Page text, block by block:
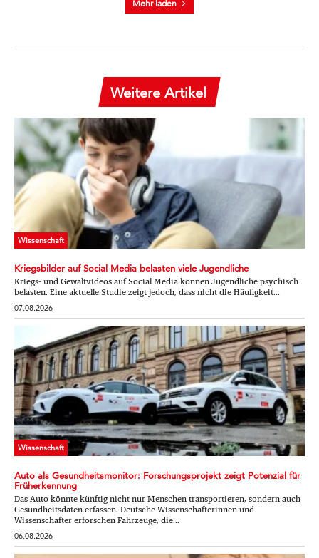
Mehr laden
Weitere Artikel
Wissenschaft
Kriegsbilder auf Social Media belasten viele Jugendliche
Kriegs- und Gewaltvideos auf Social Media können Jugendliche psychisch
belasten. Eine aktuelle Studie zeigt jedoch, dass nicht die Häufigkeit...
07.08.2026
Wissenschaft
Auto als Gesundheitsmonitor: Forschungsprojekt zeigt Potenzial für
Früherkennung
Das Auto könnte künftig nicht nur Menschen transportieren, sondern auch
Gesundheitsdaten erfassen. Deutsche Wissenschafterinnen und
Wissenschafter erforschen Fahrzeuge, die...
06.08.2026